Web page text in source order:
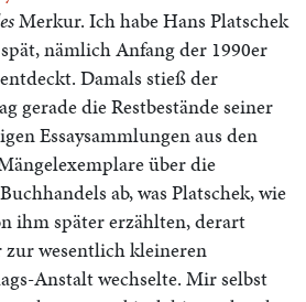
Merkur. Ich habe Hans Platschek
nämlich Anfang der 1990er
Damals stieß der
gerade die Restbestände seiner
Essaysammlungen aus den
über die
ab, was Platschek, wie
ihm später erzählten, derart
zur wesentlich kleineren
Anstalt wechselte. Mir selbst